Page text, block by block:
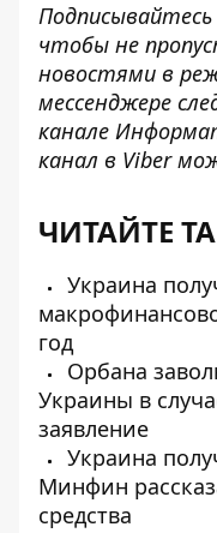
чтобы не
новостями в
мессенджере
канале
канал в Viber
ЧИТАЙТЕ
Украина
год
Орбана
Украины в
заявление
Украина
Минфин
средства